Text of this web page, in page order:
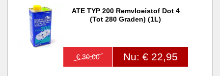
ATE TYP 200 Remvloeistof Dot 4
(tot 280 Graden) (1L)
€ 30,00 Nu: € 22,95